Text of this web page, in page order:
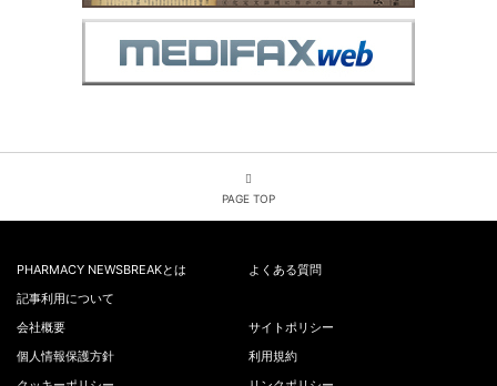
PAGE TOP
PHARMACY NEWSBREAKとは
よくある質問
記事利用について
会社概要
サイトポリシー
個人情報保護方針
利用規約